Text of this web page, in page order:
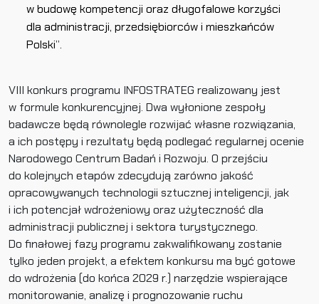
w budowę kompetencji oraz długofalowe korzyści
dla administracji, przedsiębiorców i mieszkańców
Polski”.
VIII konkurs programu INFOSTRATEG realizowany jest
w formule konkurencyjnej. Dwa wyłonione zespoły
badawcze będą równolegle rozwijać własne rozwiązania,
a ich postępy i rezultaty będą podlegać regularnej ocenie
Narodowego Centrum Badań i Rozwoju. O przejściu
do kolejnych etapów zdecydują zarówno jakość
opracowywanych technologii sztucznej inteligencji, jak
i ich potencjał wdrożeniowy oraz użyteczność dla
administracji publicznej i sektora turystycznego.
Do finałowej fazy programu zakwalifikowany zostanie
tylko jeden projekt, a efektem konkursu ma być gotowe
do wdrożenia (do końca 2029 r.) narzędzie wspierające
monitorowanie, analizę i prognozowanie ruchu